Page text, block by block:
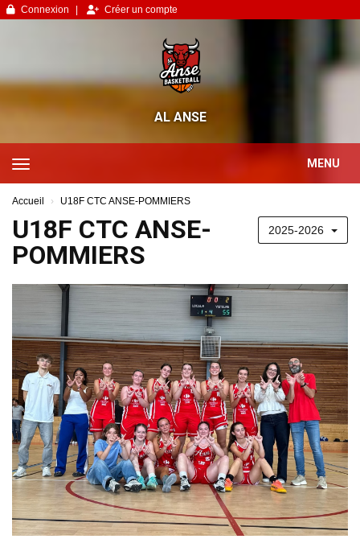
Connexion Créer un compte
AL ANSE
MENU
Accueil U18F CTC ANSE-POMMIERS
2025-2026
U18F CTC ANSE-
POMMIERS
Panneau de gestion des cookies